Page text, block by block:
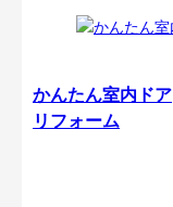
かんたん室内ドア
リフォーム